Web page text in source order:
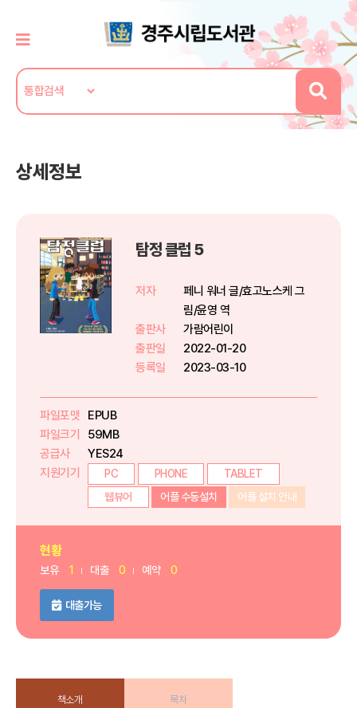
상세정보
탐정 클럽 5
저자
페니 워너 글/효고노스케 그
림/윤영 역
출판사
가람어린이
출판일
2022-01-20
등록일
2023-03-10
파일포맷
EPUB
파일크기
59MB
공급사
YES24
지원기기
PC PHONE
TABLET
웹뷰어
어플 수동설치 어플 설치 안내
현황
보유 1 대출 0 예약 0
대출가능
책소개 목차